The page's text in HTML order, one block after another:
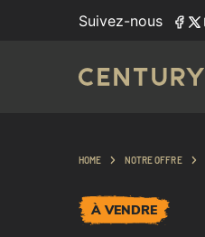
Suivez-nous
HOME NOTRE OFFRE
À VENDRE